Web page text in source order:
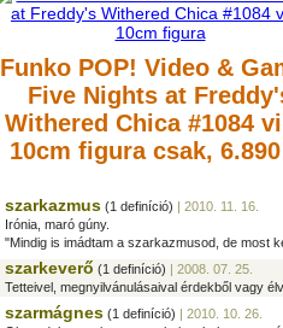
Funko POP! Video &
Five Nights at
Withered Chica #1084
10cm figuracsak,
szarkazmus (1 definíció) | 2010. 11. 16.
Irónia, maró gúny.
"Mindig is imádtam a szarkazmusod, de most
szarkeverő (1 definíció) | 2008. 07. 25.
Tetteivel, megnyilvánulásaival érdekből vagy
szarmágnes (1 definíció) | 2010. 10. 26.